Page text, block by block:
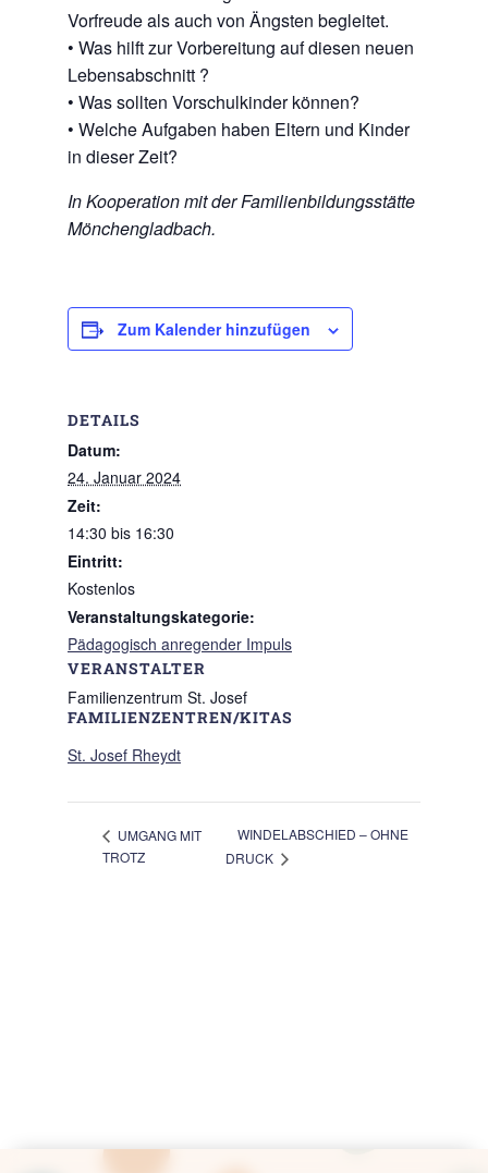
Vorfreude als auch von Ängsten begleitet.
• Was hilft zur Vorbereitung auf diesen neuen
Lebensabschnitt ?
• Was sollten Vorschulkinder können?
• Welche Aufgaben haben Eltern und Kinder
in dieser Zeit?
In Kooperation mit der Familienbildungsstätte
Mönchengladbach.
Zum Kalender hinzufügen
DETAILS
Datum:
24. Januar 2024
Zeit:
14:30 bis 16:30
Eintritt:
Kostenlos
Veranstaltungskategorie:
Pädagogisch anregender Impuls
VERANSTALTER
Familienzentrum St. Josef
FAMILIENZENTREN/KITAS
St. Josef Rheydt
UMGANG MIT
TROTZ
WINDELABSCHIED – OHNE
DRUCK